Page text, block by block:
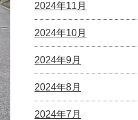
2024年11月
2024年10月
2024年9月
2024年8月
2024年7月